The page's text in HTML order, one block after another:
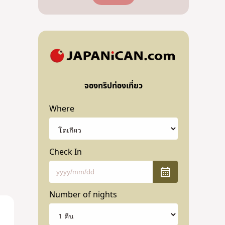
จองทริปท่องเที่ยว
Where
Check In
Number of nights